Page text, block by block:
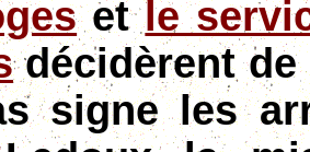
etle
décidèrent de
signe les